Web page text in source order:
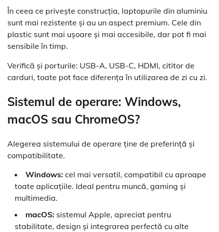
În ceea ce privește construcția, laptopurile din aluminiu
sunt mai rezistente și au un aspect premium. Cele din
plastic sunt mai ușoare și mai accesibile, dar pot fi mai
sensibile în timp.
Verifică și porturile: USB-A, USB-C, HDMI, cititor de
carduri, toate pot face diferența în utilizarea de zi cu zi.
Sistemul de operare: Windows,
macOS sau ChromeOS?
Alegerea sistemului de operare ține de preferință și
compatibilitate.
Windows: cel mai versatil, compatibil cu aproape
toate aplicațiile. Ideal pentru muncă, gaming și
multimedia.
macOS: sistemul Apple, apreciat pentru
stabilitate, design și integrarea perfectă cu alte